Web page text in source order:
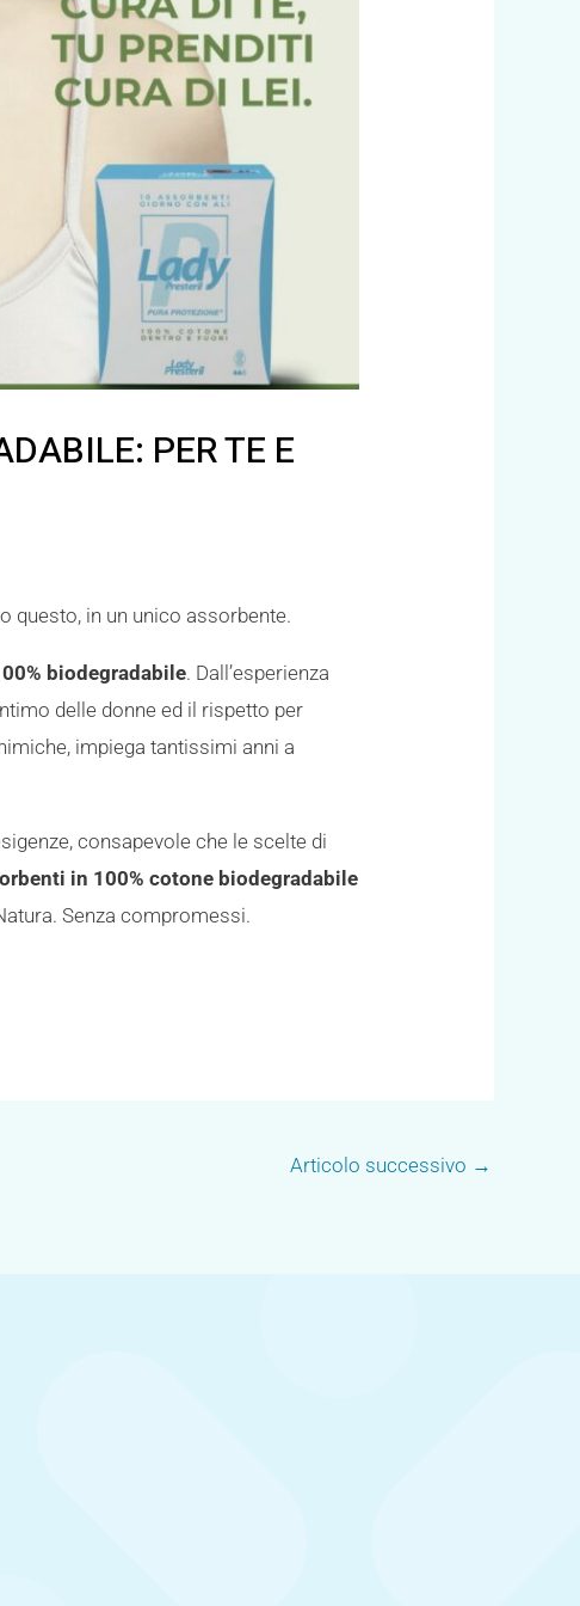
PER TE E
questo, in un unico assorbente.
biodegradabile. Dall’esperienza
delle donne ed il rispetto per
impiega tantissimi anni a
consapevole che le scelte di
in 100% cotone biodegradabile
Senza compromessi.
Articolo successivo →